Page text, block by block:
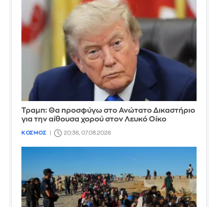
Τραμπ: Θα προσφύγω στο Ανώτατο Δικαστήριο
για την αίθουσα χορού στον Λευκό Οίκο
ΚΟΣΜΟΣ 20:36, 07.08.2026